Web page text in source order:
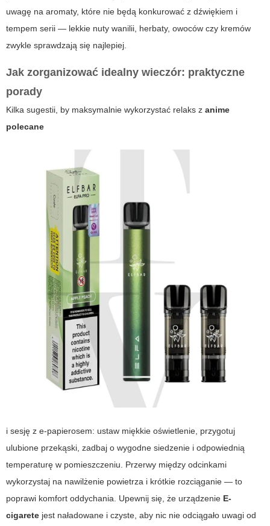
uwagę na aromaty, które nie będą konkurować z dźwiękiem i
tempem serii — lekkie nuty wanilii, herbaty, owoców czy kremów
zwykle sprawdzają się najlepiej.
Jak zorganizować idealny wieczór: praktyczne
porady
Kilka sugestii, by maksymalnie wykorzystać relaks z anime
polecane
i sesję z e-papierosem: ustaw miękkie oświetlenie, przygotuj
ulubione przekąski, zadbaj o wygodne siedzenie i odpowiednią
temperaturę w pomieszczeniu. Przerwy między odcinkami
wykorzystaj na nawilżenie powietrza i krótkie rozciąganie — to
poprawi komfort oddychania. Upewnij się, że urządzenie E-
cigarete jest naładowane i czyste, aby nic nie odciągało uwagi od